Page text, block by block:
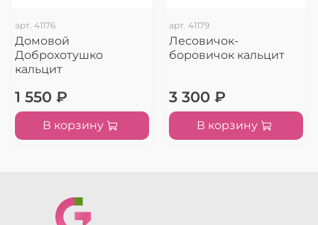
арт. 41176
Домовой
Доброхотушко
кальцит
1 550 ₽
В корзину
арт. 41179
Лесовичок-
боровичок кальцит
3 300 ₽
В корзину